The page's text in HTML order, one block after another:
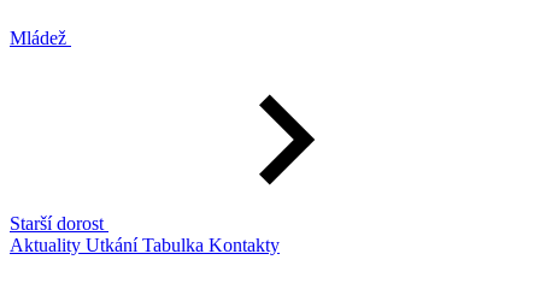
Mládež
Starší dorost
Aktuality UtkáníTabulka Kontakty